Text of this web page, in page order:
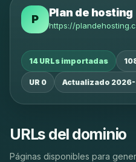
P
Plan de hosting
https://
14 URLs importadas
UR 0 Actualizado
URLs del dominio
Páginas disponibles para